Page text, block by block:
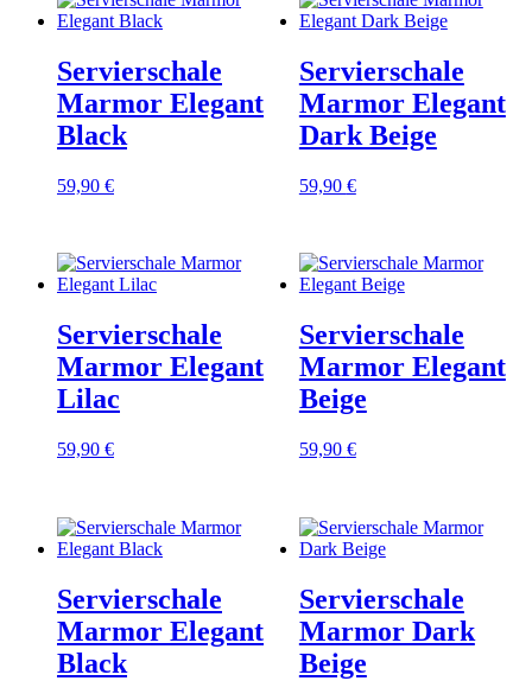
Servierschale
Marmor Elegant
Black
59,90 €
Servierschale
Marmor Elegant
Dark Beige
59,90 €
Servierschale
Marmor Elegant
Lilac
59,90 €
Servierschale
Marmor Elegant
Beige
59,90 €
Servierschale
Marmor Elegant
Black
Servierschale
Marmor Dark
Beige